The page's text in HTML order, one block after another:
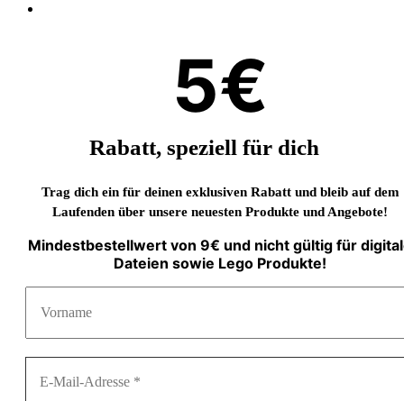
5€
Rabatt, speziell für dich
Trag dich ein für deinen exklusiven Rabatt und bleib auf dem
Laufenden über unsere neuesten Produkte und Angebote!
Mindestbestellwert von 9€ und nicht gültig für
Dateien sowie Lego Produkte!